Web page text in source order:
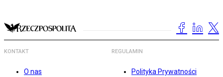
KONTAKT
O nas
REGULAMIN
Polityka Prywatności